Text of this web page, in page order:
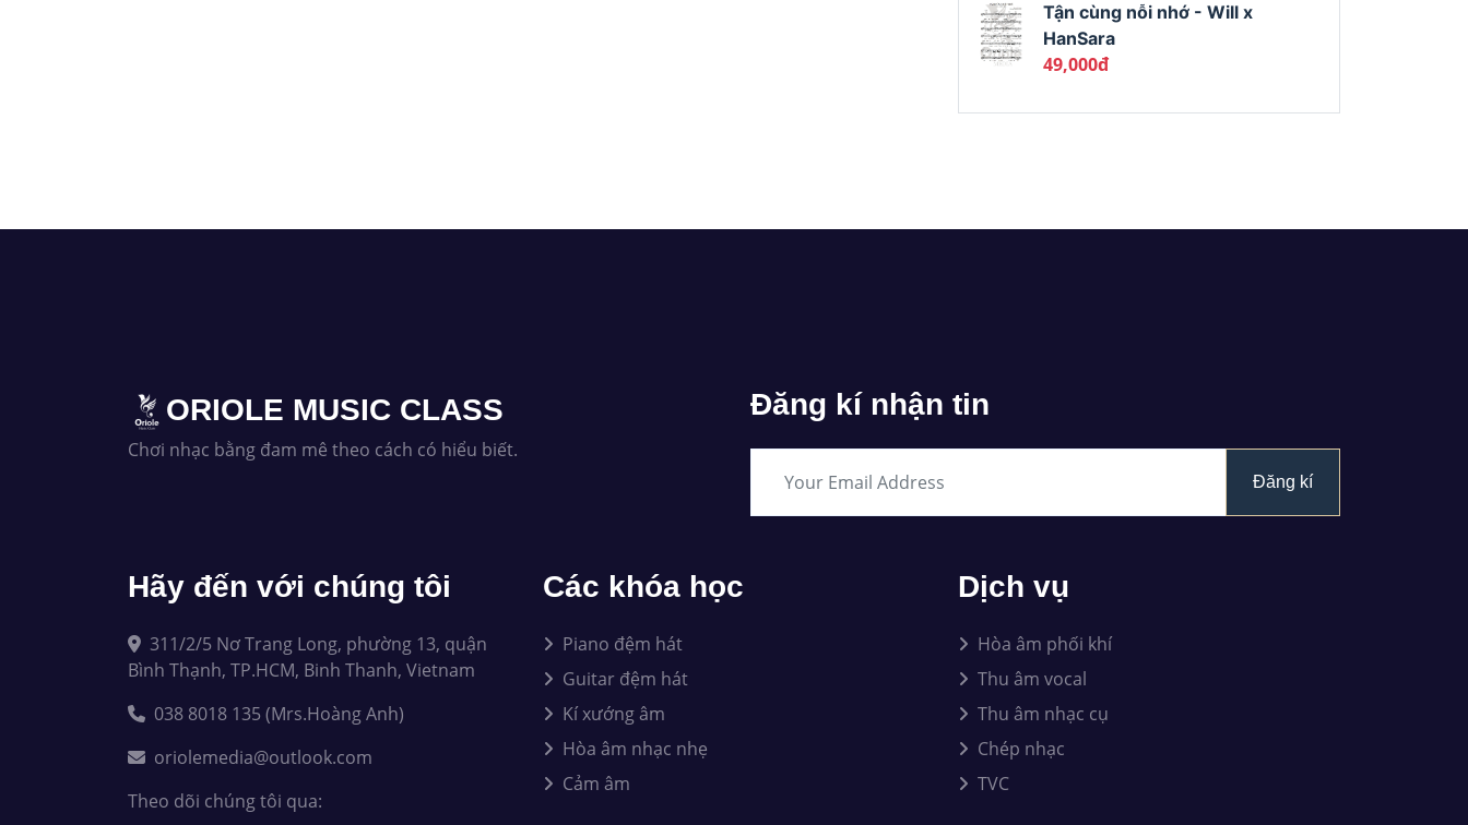
Tận cùng nỗi nhớ - Will x
HanSara
49,000đ
ORIOLE MUSIC CLASS
Chơi nhạc bằng đam mê theo cách có hiểu biết.
Đăng kí nhận tin
Đăng kí
Hãy đến với chúng tôi
311/2/5 Nơ Trang Long, phường 13, quận
Bình Thạnh, TP.HCM, Binh Thanh, Vietnam
038 8018 135 (Mrs.Hoàng Anh)
oriolemedia@outlook.com
Theo dõi chúng tôi qua:
Các khóa học
Piano đệm hát
Guitar đệm hát
Kí xướng âm
Hòa âm nhạc nhẹ
Cảm âm
Dịch vụ
Hòa âm phối khí
Thu âm vocal
Thu âm nhạc cụ
Chép nhạc
TVC